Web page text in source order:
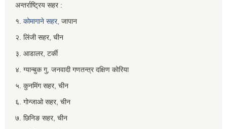
अन्तर्राष्ट्रिय सहर :
१. कोमागाने सहर, जापान
२. लिंजी सहर, चीन
३. आडालर, टर्की
४. ग्यान्बुक गु, जनवादी गणतन्त्र दक्षिण कोरिया
५. कुनमिंग सहर, चीन
६. गोन्जाओ सहर, चीन
७. छिनिङ सहर, चीन